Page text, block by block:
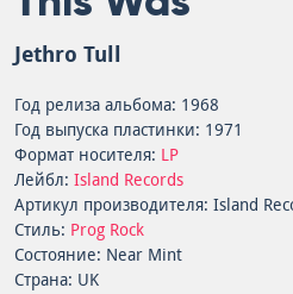
Jethro Tull
Год релиза альбома: 1968
Год выпуска пластинки: 1971
Формат носителя: LP
Лейбл: Island Records
Артикул производителя: Island
Стиль: Prog Rock
Состояние: Near Mint
Страна: UK